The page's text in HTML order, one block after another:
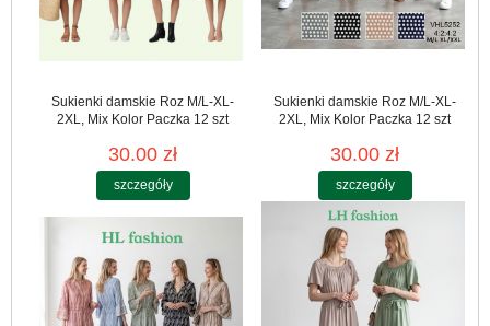
Sukienki damskie Roz M/L-XL-
2XL, Mix Kolor Paczka 12 szt
30.00 zł
szczegóły
Sukienki damskie Roz M/L-XL-
2XL, Mix Kolor Paczka 12 szt
30.00 zł
szczegóły